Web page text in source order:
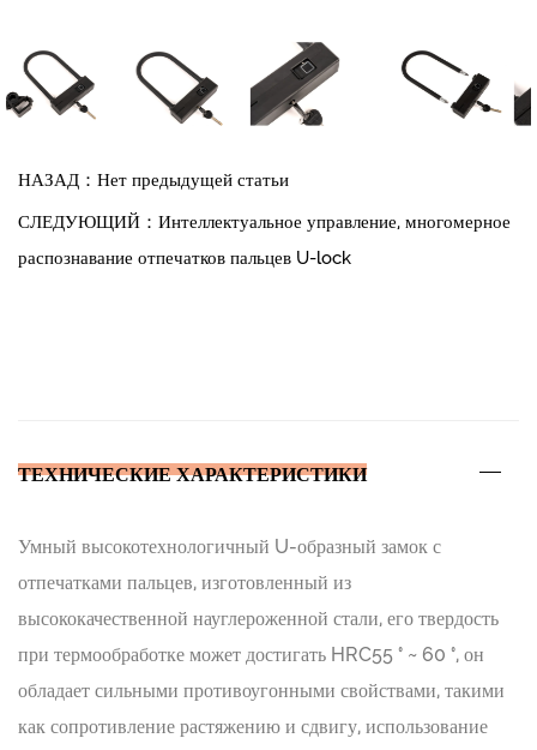
детских автомобилях и т. д. Вес замка: 0,9 кг.
.(ODM по внешнему виду, цвету и так далее).
НАЗАД：Нет предыдущей статьи
СЛЕДУЮЩИЙ：Интеллектуальное управление, многомерное
распознавание отпечатков пальцев U-lock
ТЕХНИЧЕСКИЕ ХАРАКТЕРИСТИКИ
Умный высокотехнологичный U-образный замок с
отпечатками пальцев, изготовленный из
высококачественной науглероженной стали, его твердость
при термообработке может достигать HRC55 ° ~ 60 °, он
обладает сильными противоугонными свойствами, такими
как сопротивление растяжению и сдвигу, использование